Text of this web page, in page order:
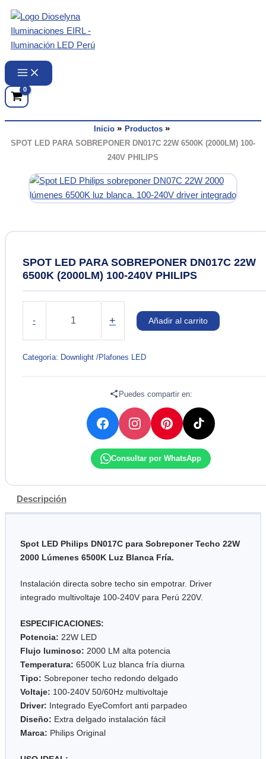
contenido
Inicio
Productos
SPOT LED PARA SOBREPONER DN017C 22W 6500K (2000LM) 100-
240V PHILIPS
SPOT LED PARA SOBREPONER DN017C 22W
6500K (2000LM) 100-240V PHILIPS
-
SOBREPONER
DN017C
+ Añadir al carrito
Categoría: Downlight /Plafones LED
Puedes compartir en:
Consultar por WhatsApp
Descripción
Spot LED Philips DN017C para Sobreponer Techo 22W
2000 Lúmenes 6500K Luz Blanca Fría.
Instalación directa sobre techo sin empotrar. Driver
integrado multivoltaje 100-240V para Perú 220V.
ESPECIFICACIONES:
Potencia: 22W LED
Flujo luminoso: 2000 LM alta potencia
Temperatura: 6500K Luz blanca fría diurna
Tipo: Sobreponer techo redondo delgado
Voltaje: 100-240V 50/60Hz multivoltaje
Driver: Integrado EyeComfort anti parpadeo
Diseño: Extra delgado instalación fácil
Marca: Philips Original